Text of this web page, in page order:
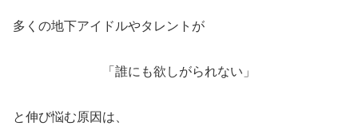
多くの地下アイドルやタレントが
「誰にも欲しがられない」
と伸び悩む原因は、